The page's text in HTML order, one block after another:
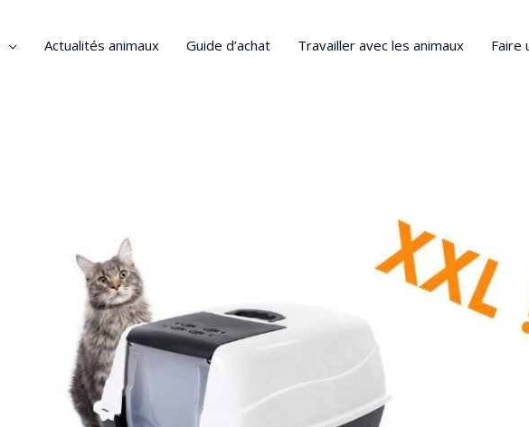
Actualités animaux Guide d’achat Travailler avec les animaux Faire